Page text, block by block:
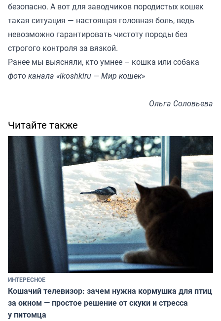
безопасно. А вот для заводчиков породистых кошек
такая ситуация — настоящая головная боль, ведь
невозможно гарантировать чистоту породы без
строгого контроля за вязкой.
Ранее мы выясняли, кто умнее – кошка или собака
фото канала «ikoshkiru — Мир кошек»
Ольга Соловьева
Читайте также
ИНТЕРЕСНОЕ
Кошачий телевизор: зачем нужна кормушка для птиц
за окном — простое решение от скуки и стресса
у питомца